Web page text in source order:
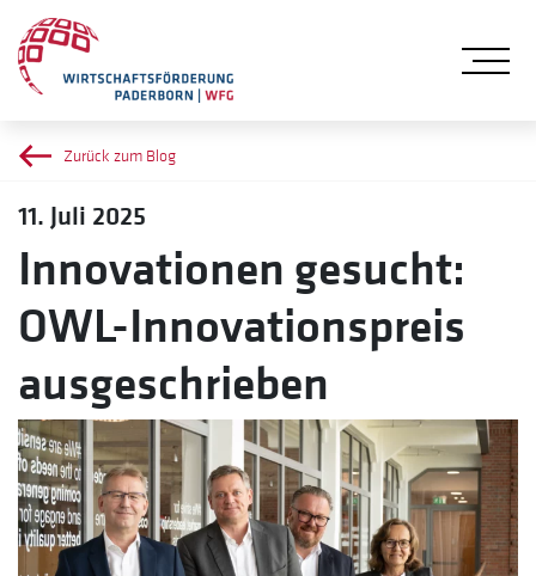
Zurück zum Blog
11. Juli 2025
Innovationen gesucht:
OWL-Innovationspreis
ausgeschrieben